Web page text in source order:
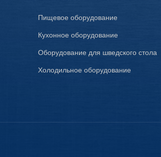
Пищевое оборудование
Кухонное оборудование
Оборудование для шведского стола
Холодильное оборудование